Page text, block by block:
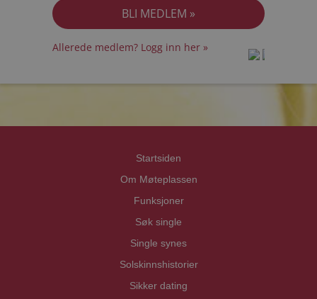
Allerede medlem? Logg inn her »
Startsiden
Om Møteplassen
Funksjoner
Søk single
Single synes
Solskinnshistorier
Sikker dating